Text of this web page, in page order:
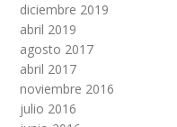
diciembre 2019
abril 2019
agosto 2017
abril 2017
noviembre 2016
julio 2016